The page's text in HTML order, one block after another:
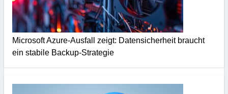
Microsoft Azure-Ausfall zeigt: Datensicherheit braucht
ein stabile Backup-Strategie